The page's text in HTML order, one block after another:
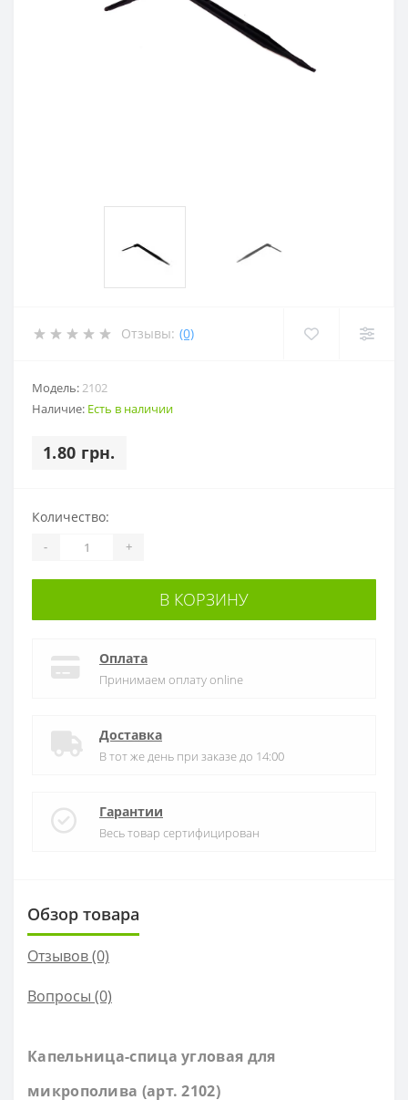
Отзывы: (0)
Модель:2102
Наличие: Есть в наличии
1.80 грн.
Количество:
- +
В КОРЗИНУ
Оплата
Принимаем оплату online
Доставка
В тот же день при заказе до 14:00
Гарантии
Весь товар сертифицирован
Обзор товара
Отзывов (0)
Вопросы (0)
Капельница-спица угловая для
микрополива (арт. 2102)